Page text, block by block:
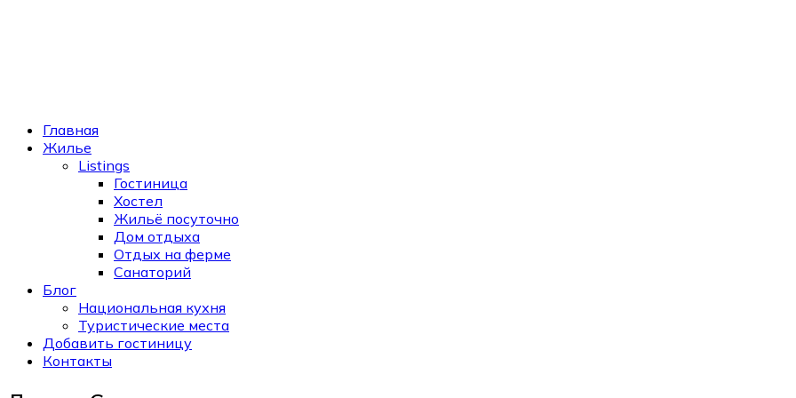
Главная
Жилье
Listings
Гостиница
Хостел
Жильё посуточно
Дом отдыха
Отдых на ферме
Санаторий
Блог
Национальная кухня
Туристические места
Добавить гостиницу
Контакты